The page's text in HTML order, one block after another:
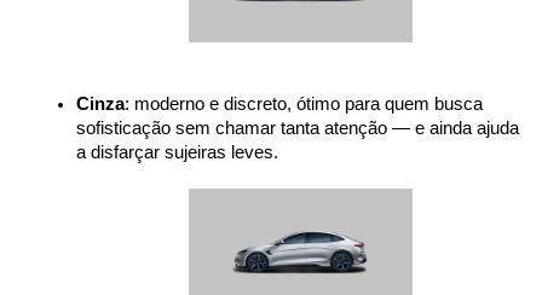
Cinza: moderno e discreto, ótimo para quem busca
sofisticação sem chamar tanta atenção — e ainda ajuda
a disfarçar sujeiras leves.